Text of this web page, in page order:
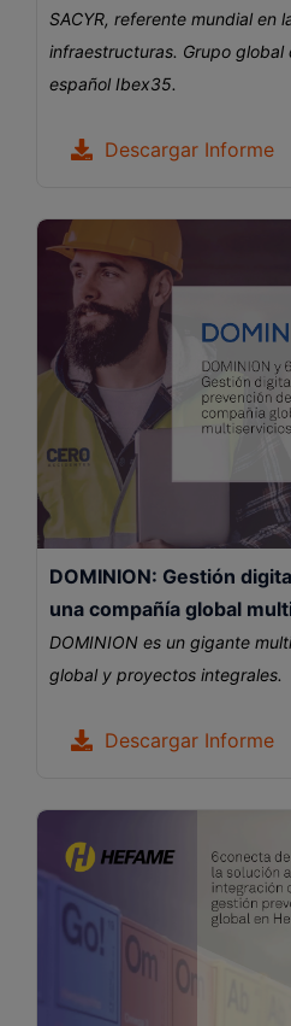
SACYR, referente mundial en
infraestructuras. Grupo
español Ibex35.
Descargar Informe
DOMINION: Gestión
una compañía global
DOMINION es un gigante
global y proyectos integrales.
Descargar Informe